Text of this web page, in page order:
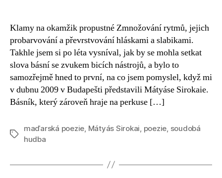
názvem
Mátyási
Sirokaiovi
Klamy na okamžik propustné Zmnožování rytmů, jejich
probarvování a převrstvování hláskami a slabikami.
Takhle jsem si po léta vysníval, jak by se mohla setkat
slova básní se zvukem bicích nástrojů, a bylo to
samozřejmě hned to první, na co jsem pomyslel, když mi
v dubnu 2009 v Budapešti představili Mátyáse Sirokaie.
Básník, který zároveň hraje na perkuse […]
Štítky
maďarská poezie Mátyás Sirokai poezie soudobá
hudba